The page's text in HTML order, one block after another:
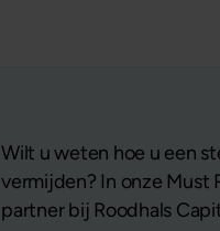
Wilt u weten hoe u een
vermijden? In onze Must
partner bij Roodhals